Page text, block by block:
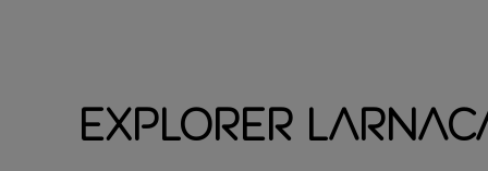
Explorer